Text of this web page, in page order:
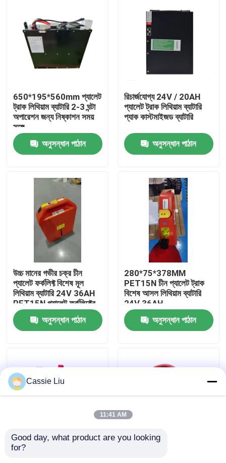
আমাদের সম্পর্কে
কারখানা ভ্রমণ
মান নিয়ন্ত্রণ
উদ্ধৃতির জন্য আবেদন
ফর্কলিফ্ট লিথিয়াম ব্যাটারি
বৈদ্যুতিক ফর্কলিফ্ট লিথিয়াম আয়ন ব্যাটারি
650*195*560mm প্যালেট
ট্রাক লিথিয়াম ব্যাটারি 2-3 ঘন্টা
অপারেশন জন্য নিষ্কাশন সময়
সঙ্গে
অনুসন্ধান পাঠান
রিচার্জযোগ্য 24V / 20AH
প্যালেট ট্রাক লিথিয়াম ব্যাটারি
প্যাক কাস্টমাইজড ব্যাটারি
অনুসন্ধান পাঠান
উচ্চ মানের গভীর চক্র চীন
প্যালেট ফর্কলিফ্ট বিশেষ মূল
লিথিয়াম ব্যাটারি 24V 36AH
PET15N প্যালেট ফর্কলিফ্টের
জন্য
অনুসন্ধান পাঠান
280*75*378MM
PET15N চীন প্যালেট ট্রাক
বিশেষ আসল লিথিয়াম ব্যাটারি
24V 36AH
অনুসন্ধান পাঠান
24V 40AH Pallet Truck
Cassie Liu
11:41 AM
Good day, what product are you looking
for?